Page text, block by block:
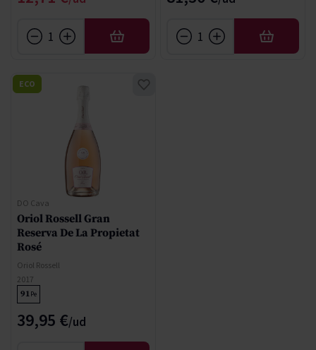
AÑADIR AÑADIR
DO Cava
Oriol Rossell Gran
Reserva De La Propietat
Rosé
Oriol Rossell
2017
91Pe
39,95 €
ECO